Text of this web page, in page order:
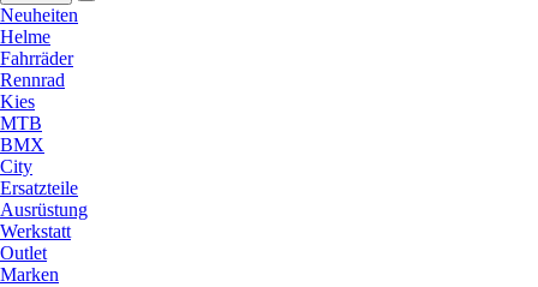
Neuheiten
Helme
Fahrräder
Rennrad
Kies
MTB
BMX
City
Ersatzteile
Ausrüstung
Werkstatt
Outlet
Marken